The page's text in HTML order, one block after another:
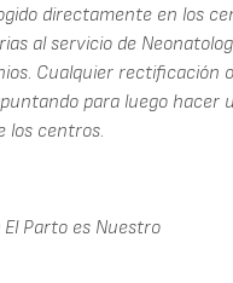
directamente en los
al servicio de
Cualquier rectificación
para luego hacer
los centros.
El Parto es Nuestro